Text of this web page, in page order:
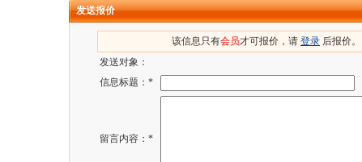
发送报价
该信息只有会员才可报价，请 登录 后报价。
发送对象：
信息标题：*
留言内容：*